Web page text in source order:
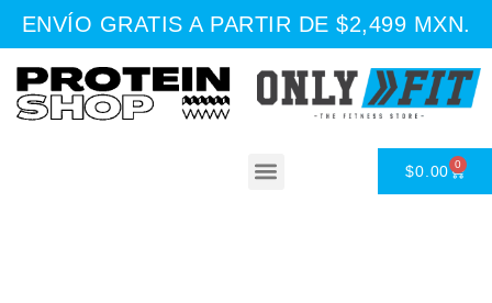
ENVÍO GRATIS A PARTIR DE $2,499 MXN.
$0.00 0